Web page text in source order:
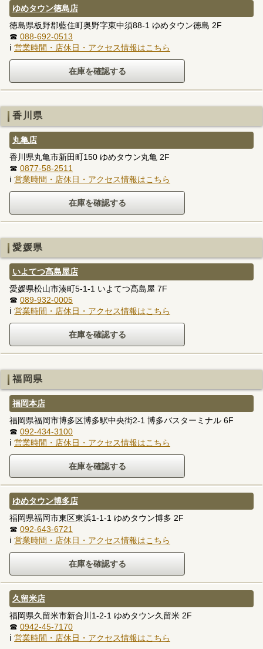
ゆめタウン徳島店
徳島県板野郡藍住町奥野字東中須88-1 ゆめタウン徳島 2F
☎ 088-692-0513
ℹ 営業時間・店休日・アクセス情報はこちら
香川県
丸亀店
香川県丸亀市新田町150 ゆめタウン丸亀 2F
☎ 0877-58-2511
ℹ 営業時間・店休日・アクセス情報はこちら
愛媛県
いよてつ髙島屋店
愛媛県松山市湊町5-1-1 いよてつ髙島屋 7F
☎ 089-932-0005
ℹ 営業時間・店休日・アクセス情報はこちら
福岡県
福岡本店
福岡県福岡市博多区博多駅中央街2-1 博多バスターミナル 6F
☎ 092-434-3100
ℹ 営業時間・店休日・アクセス情報はこちら
ゆめタウン博多店
福岡県福岡市東区東浜1-1-1 ゆめタウン博多 2F
☎ 092-643-6721
ℹ 営業時間・店休日・アクセス情報はこちら
久留米店
福岡県久留米市新合川1-2-1 ゆめタウン久留米 2F
☎ 0942-45-7170
ℹ 営業時間・店休日・アクセス情報はこちら